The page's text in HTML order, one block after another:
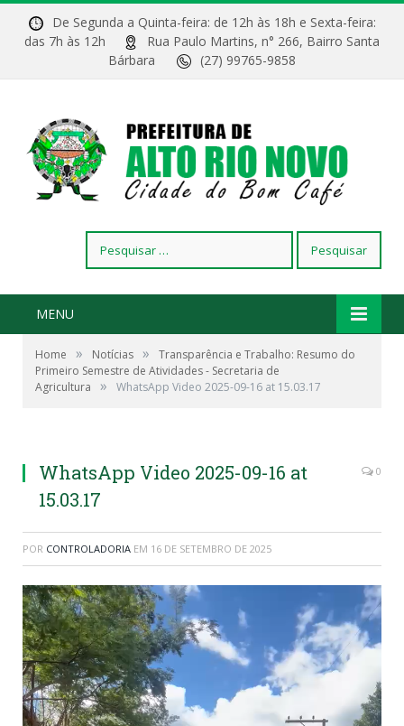
De Segunda a Quinta-feira: de 12h às 18h e Sexta-feira:
das 7h às 12h
Rua Paulo Martins, n° 266, Bairro Santa
Bárbara
(27) 99765-9858
por:
MENU
Home » Notícias »
Transparência e Trabalho: Resumo do
Primeiro Semestre de Atividades - Secretaria de
Agricultura
» WhatsApp Video 2025-09-16 at 15.03.17
WhatsApp Video 2025-09-16 at
15.03.17
0
POR CONTROLADORIA EM 16 DE SETEMBRO DE 2025
Tocador
de
vídeo